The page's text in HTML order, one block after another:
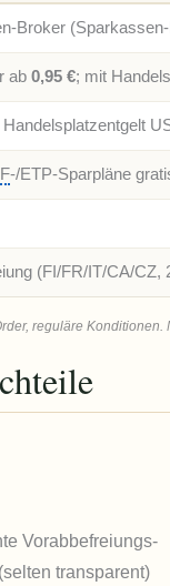
Broker
ab0,95 €; mit
Handelsplatzentgelt
-/ETP-Sparpläne
(FI/FR/IT/CA/CZ,
reguläre
Vorabbefreiungs-
transparent)